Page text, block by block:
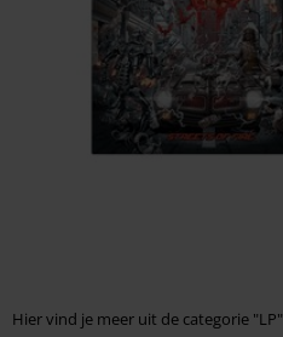
Hier vind je meer uit de categorie "LP"